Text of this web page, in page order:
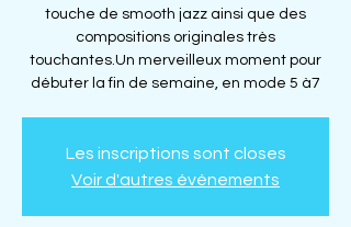
touche de smooth jazz ainsi que des
compositions originales très
touchantes.Un merveilleux moment pour
débuter la fin de semaine, en mode 5 à7
Les inscriptions sont closes
Voir d'autres événements